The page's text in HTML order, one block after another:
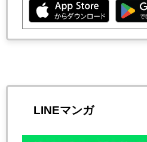
LINEマンガ